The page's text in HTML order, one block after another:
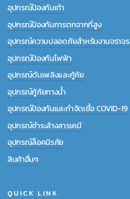
อุปกรณ์ป้องกันเท้า
อุปกรณ์ป้องกันการตกจากที่สูง
อุปกรณ์ความปลอดภัยสำหรับงานจราจร
อุปกรณ์ป้องกันไฟฟ้า
อุปกรณ์ดับเพลิงและกู้ภัย
อุปกรณ์กู้ภัยทางน้ำ
อุปกรณ์ป้องกันและกำจัดเชื้อ COVID-19
อุปกรณ์ชำระล้างสารเคมี
อุปกรณ์ล็อคนิรภัย
สินค้าอื่นๆ
QUICK LINK